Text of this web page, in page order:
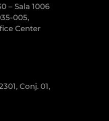
– Sala 1006
005,
Center
Conj. 01,